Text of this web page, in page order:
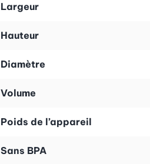
Largeur
Hauteur
Diamètre
Volume
Poids de l’appareil
Sans BPA